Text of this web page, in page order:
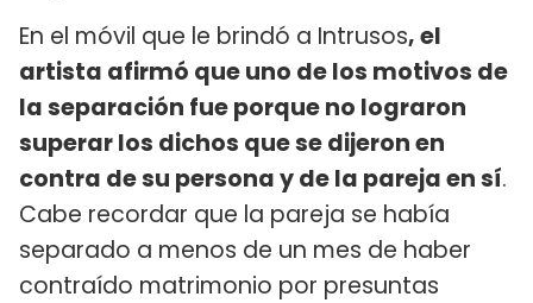
En el móvil que le brindó a Intrusos, el
artista afirmó que uno de los motivos de
la separación fue porque no lograron
superar los dichos que se dijeron en
contra de su persona y de la pareja en sí.
Cabe recordar que la pareja se había
separado a menos de un mes de haber
contraído matrimonio por presuntas